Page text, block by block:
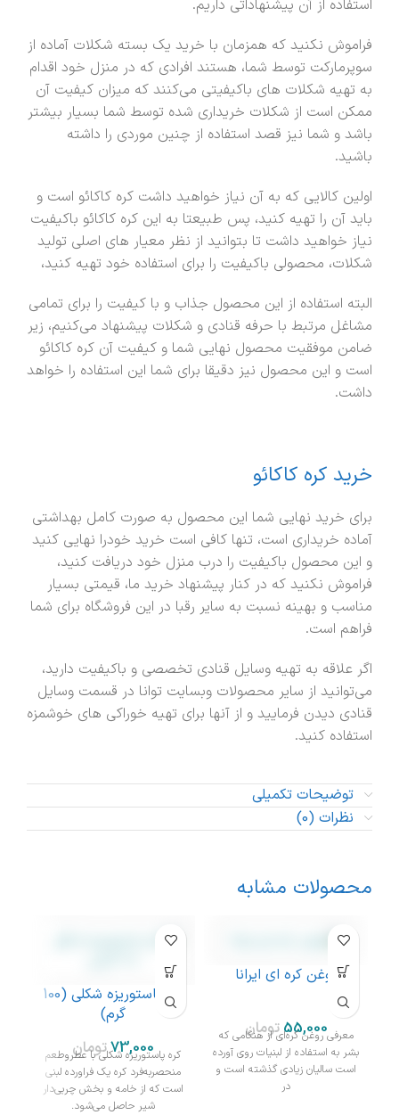
استفاده از آن پیشنهاداتی داریم.
فراموش نکنید که همزمان با خرید یک بسته شکلات آماده از
سوپرمارکت توسط شما، هستند افرادی که در منزل خود اقدام
به تهیه شکلات های باکیفیتی می‌کنند که میزان کیفیت آن
ممکن است از شکلات خریداری شده توسط شما بسیار بیشتر
باشد و شما نیز قصد استفاده از چنین موردی را داشته
باشید.
اولین کالایی که به آن نیاز خواهید داشت کره کاکائو است و
باید آن را تهیه کنید، پس طبیعتا به این کره کاکائو باکیفیت
نیاز خواهید داشت تا بتوانید از نظر معیار های اصلی تولید
شکلات، محصولی باکیفیت را برای استفاده خود تهیه کنید،
البته استفاده از این محصول جذاب و با کیفیت را برای تمامی
مشاغل مرتبط با حرفه قنادی و شکلات پیشنهاد می‌کنیم، زیر
ضامن موفقیت محصول نهایی شما و کیفیت آن کره کاکائو
است و این محصول نیز دقیقا برای شما این استفاده را خواهد
داشت.
خرید کره کاکائو
برای خرید نهایی شما این محصول به صورت کامل بهداشتی
آماده خریداری است، تنها کافی است خرید خودرا نهایی کنید
و این محصول باکیفیت را درب منزل خود دریافت کنید،
فراموش نکنید که در کنار پیشنهاد خرید ما، قیمتی بسیار
مناسب و بهینه نسبت به سایر رقبا در این فروشگاه برای شما
فراهم است.
اگر علاقه به تهیه وسایل قنادی تخصصی و باکیفیت دارید،
می‌توانید از سایر محصولات وبسایت توانا در قسمت وسایل
قنادی دیدن فرمایید و از آنها برای تهیه خوراکی های خوشمزه
استفاده کنید.
توضیحات تکمیلی
نظرات (0)
محصولات مشابه
روغن کره ای ایرانا
تومان
معرفی روغن کره‌ای از هنگامی که
بشر به استفاده از لبنیات روی آورده
است سالیان زیادی گذشته است و
در
کره پاستوریزه شکلی (100
گرم)
تومان
کره پاستوریزه شکلی با عطروطعم
منحصربه‌فرد کره یک فراورده لبنی
است که از خامه و بخش چربی‌دار
شیر حاصل می‌شود.